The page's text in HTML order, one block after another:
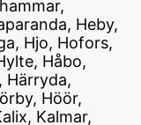
Heby,
Hjo, Hofors,
Håbo,
Härryda,
Höör,
Kalmar,